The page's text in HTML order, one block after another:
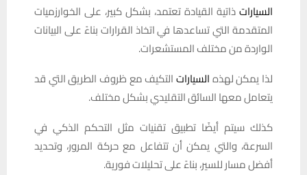
السياراتذاتية القيادة تعتمد، بشكل كبير، على الخوارزميات
المتقدمة التي تساعدها في اتخاذ القرارات بناءً على البيانات
الواردة من مختلف المستشعرات.
لذا يمكن لهذهالسياراتالتكيف مع ظروف الطريق التي قد
يتعامل معها السائق التقليدي بشكل مختلف.
كذلك سيتم أيضًا تطبيق تقنيات مثل التحكم الذكي في
السرعة، والتي يمكن أن تتفاعل مع حركة المرور، وتحديد
أفضل مسار للسير، بناءً على تحليلات فورية.